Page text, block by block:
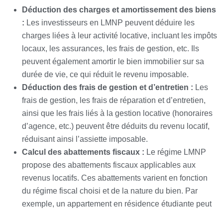
Déduction des charges et amortissement des biens
: Les investisseurs en LMNP peuvent déduire les
charges liées à leur activité locative, incluant les impôts
locaux, les assurances, les frais de gestion, etc. Ils
peuvent également amortir le bien immobilier sur sa
durée de vie, ce qui réduit le revenu imposable.
Déduction des frais de gestion et d’entretien : Les
frais de gestion, les frais de réparation et d’entretien,
ainsi que les frais liés à la gestion locative (honoraires
d’agence, etc.) peuvent être déduits du revenu locatif,
réduisant ainsi l’assiette imposable.
Calcul des abattements fiscaux : Le régime LMNP
propose des abattements fiscaux applicables aux
revenus locatifs. Ces abattements varient en fonction
du régime fiscal choisi et de la nature du bien. Par
exemple, un appartement en résidence étudiante peut